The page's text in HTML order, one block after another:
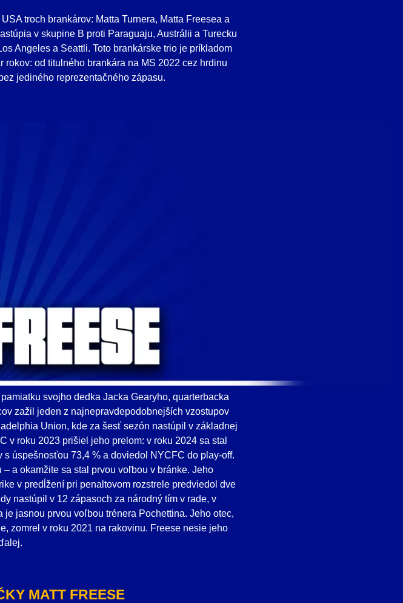
troch brankárov: Matta Turnera, Matta Freesea a
v skupine B proti Paraguaju, Austrálii a Turecku
Angeles a Seattli. Toto brankárske trio je príkladom
od titulného brankára na MS 2022 cez hrdinu
jediného reprezentačného zápasu.
svojho dedka Jacka Gearyho, quarterbacka
zažil jeden z najnepravdepodobnejších vzostupov
Union, kde za šesť sezón nastúpil v základnej
v roku 2023 prišiel jeho prelom: v roku 2024 sa stal
úspešnosťou 73,4 % a doviedol NYCFC do play-off.
a okamžite sa stal prvou voľbou v bránke. Jeho
v predĺžení pri penaltovom rozstrele predviedol dve
nastúpil v 12 zápasoch za národný tím v rade, v
jasnou prvou voľbou trénera Pochettina. Jeho otec,
zomrel v roku 2021 na rakovinu. Freese nesie jeho
MATT FREESE